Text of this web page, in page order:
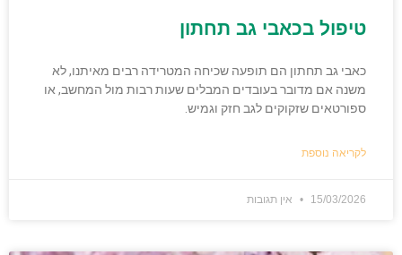
טיפול בכאבי גב תחתון
כאבי גב תחתון הם תופעה שכיחה המטרידה רבים מאיתנו, לא
משנה אם מדובר בעובדים המבלים שעות רבות מול המחשב, או
ספורטאים שזקוקים לגב חזק וגמיש.
לקריאה נוספת
15/03/2026 אין תגובות